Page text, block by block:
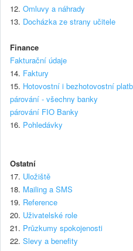
12. Omluvy a náhrady
13. Docházka ze strany učitele
Finance
Fakturační údaje
14. Faktury
15. Hotovostní i bezhotovostní
párování - všechny banky
párování FIO Banky
16. Pohledávky
Ostatní
17. Uložiště
18. Mailing a SMS
19. Reference
20. Uživatelské role
21. Průzkumy spokojenosti
22. Slevy a benefity